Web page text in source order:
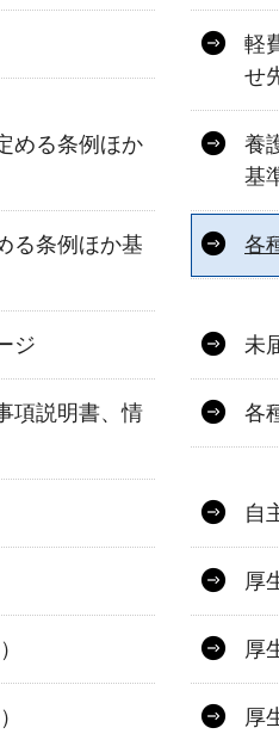
軽
せ
める条例ほか
養
基
る条例ほか基
各
ジ 未
項説明書、情
各
自
厚
厚
厚